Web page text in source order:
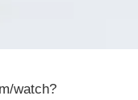
watch?